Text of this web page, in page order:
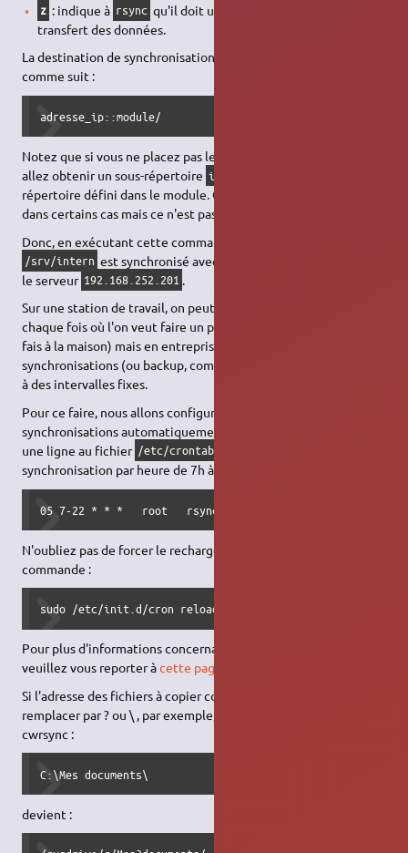
z : indique à rsync qu'il doit utiliser la compression pour le
transfert des données.
La destination de synchronisation (notre serveur) s'indique
comme suit :
adresse_ip::module/
Notez que si vous ne placez pas le
allez obtenir un sous-répertoire intern
répertoire défini dans le module. Ce qui peut être intéressant
dans certains cas mais ce n'est pas le but ici.
Donc, en exécutant cette commande, le répertoire
/srv/intern est synchronisé avec le module
le serveur 192.168.252.201 .
Sur une station de travail, on peut utiliser cette commande à
chaque fois où l'on veut faire un petit backup (c'est ce que je
fais à la maison) mais en entreprise, on souhaite que ces
synchronisations (ou backup, comme vous voulez) soient faites
à des intervalles fixes.
Pour ce faire, nous allons configurer
synchronisations automatiquement. Ceci est fait en ajoutant
une ligne au fichier /etc/crontab
synchronisation par heure de 7h à 22h :
05 7-22 * * *   root   rsync -raz --stats --delete /srv/
N'oubliez pas de forcer le rechargement du
commande :
sudo /etc/init.d/cron reload
Pour plus d'informations concernant les configurations de cron,
veuillez vous reporter àcette page
Si l'adresse des fichiers à copier contient des espaces, il faut les
remplacer par ? ou \ , par exemple, dans le cas de Windows avec
cwrsync :
C:\Mes documents\
devient :